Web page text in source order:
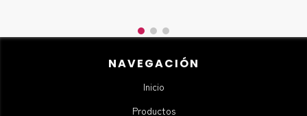
NAVEGACIÓN
Inicio
Productos